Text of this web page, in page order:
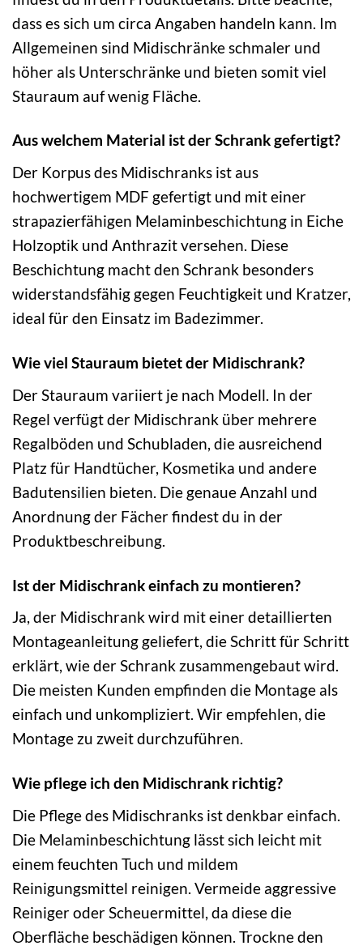
dass es sich um circa Angaben handeln kann. Im
Allgemeinen sind Midischränke schmaler und
höher als Unterschränke und bieten somit viel
Stauraum auf wenig Fläche.
Aus welchem Material ist der Schrank gefertigt?
Der Korpus des Midischranks ist aus
hochwertigem MDF gefertigt und mit einer
strapazierfähigen Melaminbeschichtung in Eiche
Holzoptik und Anthrazit versehen. Diese
Beschichtung macht den Schrank besonders
widerstandsfähig gegen Feuchtigkeit und Kratzer,
ideal für den Einsatz im Badezimmer.
Wie viel Stauraum bietet der Midischrank?
Der Stauraum variiert je nach Modell. In der
Regel verfügt der Midischrank über mehrere
Regalböden und Schubladen, die ausreichend
Platz für Handtücher, Kosmetika und andere
Badutensilien bieten. Die genaue Anzahl und
Anordnung der Fächer findest du in der
Produktbeschreibung.
Ist der Midischrank einfach zu montieren?
Ja, der Midischrank wird mit einer detaillierten
Montageanleitung geliefert, die Schritt für Schritt
erklärt, wie der Schrank zusammengebaut wird.
Die meisten Kunden empfinden die Montage als
einfach und unkompliziert. Wir empfehlen, die
Montage zu zweit durchzuführen.
Wie pflege ich den Midischrank richtig?
Die Pflege des Midischranks ist denkbar einfach.
Die Melaminbeschichtung lässt sich leicht mit
einem feuchten Tuch und mildem
Reinigungsmittel reinigen. Vermeide aggressive
Reiniger oder Scheuermittel, da diese die
Oberfläche beschädigen können. Trockne den